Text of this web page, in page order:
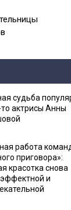
судьба
актрисы Анны
работа
приговора»:
красотка снова
и